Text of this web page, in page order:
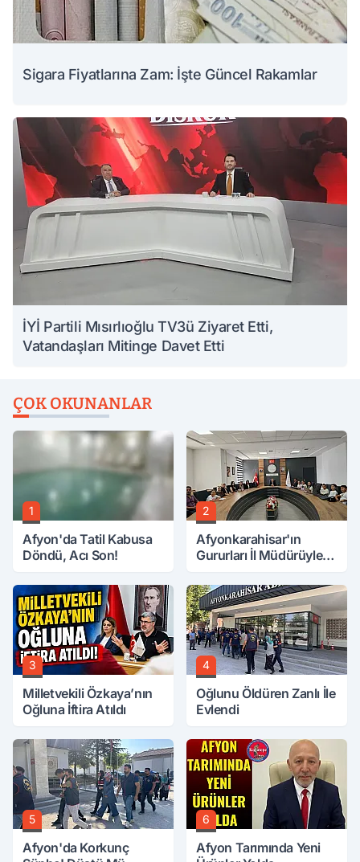
Sigara Fiyatlarına Zam: İşte Güncel Rakamlar
İYİ Partili Mısırlıoğlu TV3ü Ziyaret Etti,
Vatandaşları Mitinge Davet Etti
ÇOK OKUNANLAR
1
Afyon'da Tatil Kabusa
Döndü, Acı Son!
2
Afyonkarahisar'ın
Gururları İl Müdürüyle
3
Milletvekili Özkaya’nın
Oğluna İftira Atıldı
4
Oğlunu Öldüren Zanlı İle
Evlendi
5
Afyon'da Korkunç
6
Afyon Tarımında Yeni